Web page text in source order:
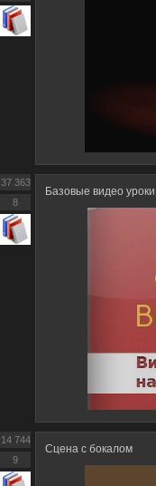
Базовые видео
37 363
8
Сцена с бокалом
14 744
9